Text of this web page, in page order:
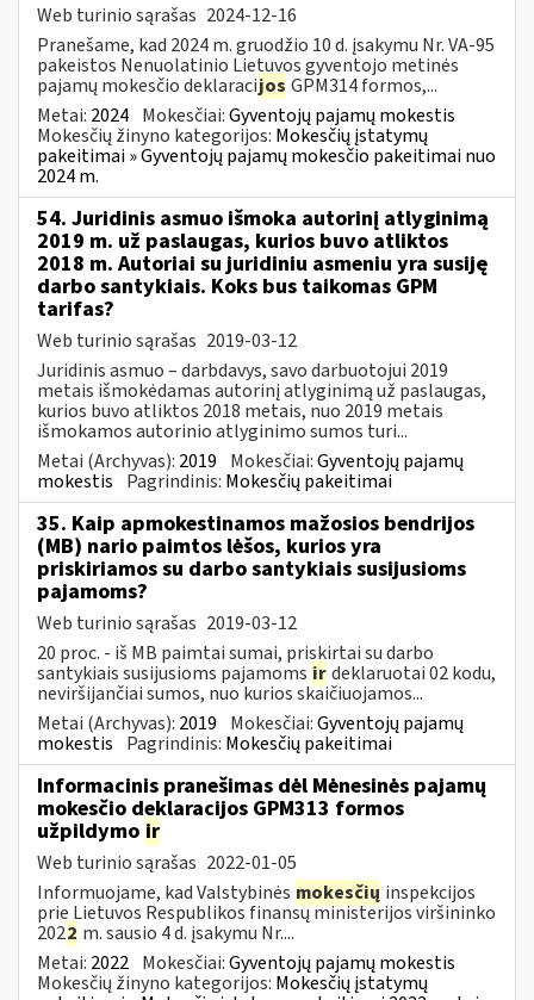
Web turinio sąrašas 2024-12-16
Pranešame, kad 2024 m. gruodžio 10 d. įsakymu Nr. VA-95
pakeistos Nenuolatinio Lietuvos gyventojo metinės
pajamų mokesčio deklaracijos GPM314 formos,...
Metai: 2024 Mokesčiai:Gyventojų pajamų mokestis
Mokesčių žinyno kategorijos: Mokesčių įstatymų
pakeitimai » Gyventojų pajamų mokesčio pakeitimai nuo
2024 m.
54. Juridinis asmuo išmoka autorinį atlyginimą
2019 m. už paslaugas, kurios buvo atliktos
2018 m. Autoriai su juridiniu asmeniu yra susiję
darbo santykiais. Koks bus taikomas GPM
tarifas?
Web turinio sąrašas 2019-03-12
Juridinis asmuo – darbdavys, savo darbuotojui 2019
metais išmokėdamas autorinį atlyginimą už paslaugas,
kurios buvo atliktos 2018 metais, nuo 2019 metais
išmokamos autorinio atlyginimo sumos turi...
Metai (Archyvas): 2019 Mokesčiai:Gyventojų pajamų
mokestis Pagrindinis: Mokesčių pakeitimai
35. Kaip apmokestinamos mažosios bendrijos
(MB) nario paimtos lėšos, kurios yra
priskiriamos su darbo santykiais susijusioms
pajamoms?
Web turinio sąrašas 2019-03-12
20 proc. - iš MB paimtai sumai, priskirtai su darbo
santykiais susijusioms pajamoms irdeklaruotai 02 kodu,
neviršijančiai sumos, nuo kurios skaičiuojamos...
Metai (Archyvas): 2019 Mokesčiai:Gyventojų pajamų
mokestis Pagrindinis: Mokesčių pakeitimai
Informacinis pranešimas dėl Mėnesinės pajamų
mokesčio deklaracijos GPM313 formos
užpildymo ir
Web turinio sąrašas 2022-01-05
Informuojame, kad Valstybinės mokesčių inspekcijos
prie Lietuvos Respublikos finansų ministerijos viršininko
2022 m. sausio 4 d. įsakymu Nr....
Metai: 2022 Mokesčiai:Gyventojų pajamų mokestis
Mokesčių žinyno kategorijos: Mokesčių įstatymų